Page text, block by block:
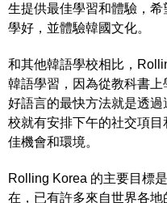
生提供最佳學習和體驗，
學好，並體驗韓國文化。
和其他韓語學校相比，
韓語學習，因為從教科書上
好語言的最快方法就是透
校就有安排下午的社交項目
佳機會和環境。
Rolling Korea 的主要目標
在，已有許多來自世界各